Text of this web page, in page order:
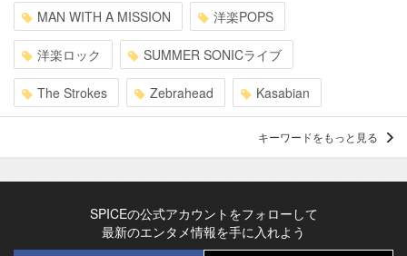
MAN WITH A MISSION 洋楽POPS
洋楽ロック SUMMER SONICライブ
The Strokes Zebrahead Kasabian
キーワードをもっと見る
SPICEの公式アカウントをフォローして
最新のエンタメ情報を手に入れよう